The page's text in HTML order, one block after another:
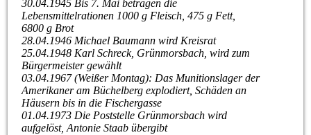
30.04.1945 Bis 7. Mai betragen die
Lebensmittelrationen 1000 g Fleisch, 475 g Fett,
6800 g Brot
28.04.1946 Michael Baumann wird Kreisrat
25.04.1948 Karl Schreck, Grünmorsbach, wird zum
Bürgermeister gewählt
03.04.1967 (Weißer Montag): Das Munitionslager der
Amerikaner am Büchelberg explodiert, Schäden an
Häusern bis in die Fischergasse
01.04.1973 Die Poststelle Grünmorsbach wird
aufgelöst, Antonie Staab übergibt